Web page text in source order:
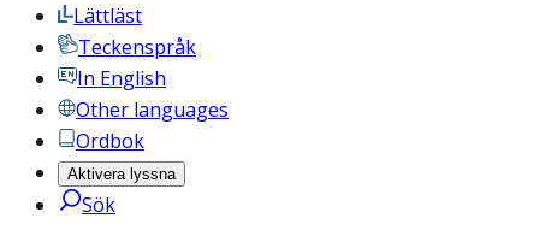
Lättläst
Teckenspråk
In English
Other languages
Ordbok
Aktivera lyssna
Sök